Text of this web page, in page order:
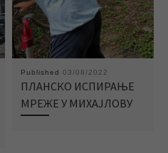
Published 03/08/2022
ПЛАНСКО ИСПИРАЊЕ
МРЕЖЕ У МИХАЈЛОВУ